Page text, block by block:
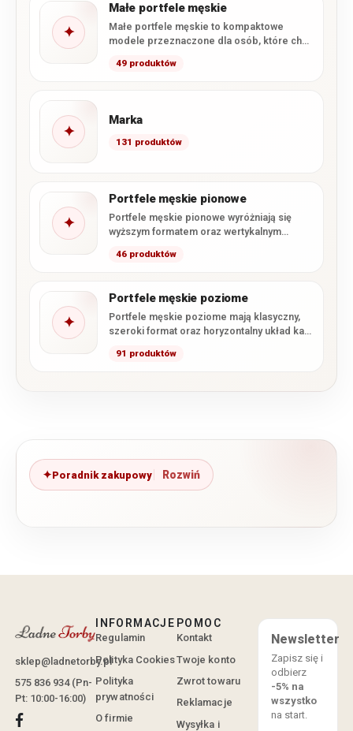
✦
Małe portfele męskie
Małe portfele męskie to kompaktowe
modele przeznaczone dla osób, które chcą
banknoty…
49 produktów
✦
Marka
131 produktów
✦
Portfele męskie pionowe
Portfele męskie pionowe wyróżniają się
wyższym formatem oraz wertykalnym
znajdują…
46 produktów
✦
Portfele męskie poziome
Portfele męskie poziome mają klasyczny,
szeroki format oraz horyzontalny układ kart
91 produktów
Poradnik zakupowy
sklep@ladnetorby.pl
575 836 934 (Pn-
Pt: 10:00-16:00)
INFORMACJE
Regulamin
Polityka Cookies
Polityka
prywatności
O firmie
POMOC
Kontakt
Twoje konto
Zwrot towaru
Reklamacje
Wysyłka i
Newsletter
Zapisz się i
odbierz
-5% na
wszystko
na start.